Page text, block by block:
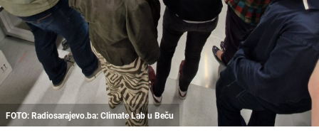
FOTO: Radiosarajevo.ba: Climate Lab u Beču